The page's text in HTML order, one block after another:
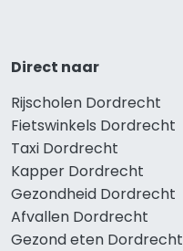
Direct naar
Rijscholen Dordrecht
Fietswinkels Dordrecht
Taxi Dordrecht
Kapper Dordrecht
Gezondheid Dordrecht
Afvallen Dordrecht
Gezond eten Dordrecht